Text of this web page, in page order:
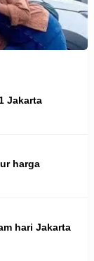
Jakarta
harga
hari Jakarta